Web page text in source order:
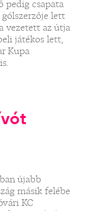
pedig csapata
lett
vezetett az útja
játékos lett,
Kupa
újabb
másik felébe
KC